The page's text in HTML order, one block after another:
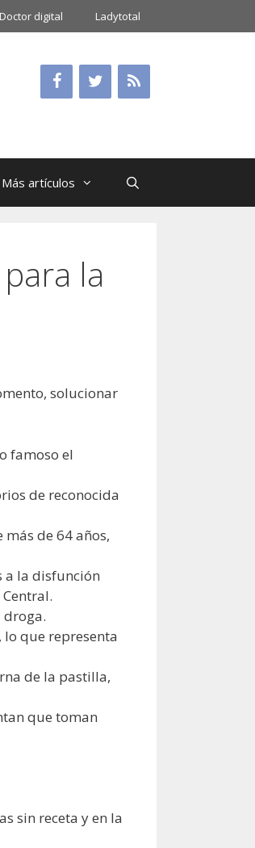
Doctor digital Ladytotal
Más artículos
la
solucionar
famoso el
de reconocida
de 64 años,
a la disfunción
droga.
que representa
de la pastilla,
que toman
sin receta y en la